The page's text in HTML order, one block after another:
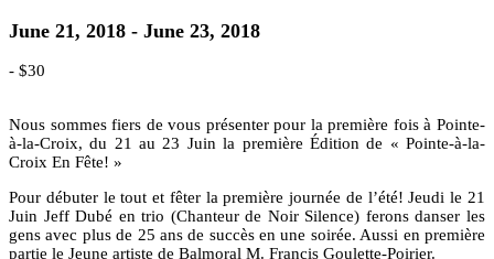
June 21, 2018 - June 23, 2018
- $30
Nous sommes fiers de vous présenter pour la première fois à Pointe-
à-la-Croix, du 21 au 23 Juin la première Édition de « Pointe-à-la-
Croix En Fête! »
Pour débuter le tout et fêter la première journée de l’été! Jeudi le 21
Juin Jeff Dubé en trio (Chanteur de Noir Silence) ferons danser les
gens avec plus de 25 ans de succès en une soirée. Aussi en première
partie le Jeune artiste de Balmoral M. Francis Goulette-Poirier.